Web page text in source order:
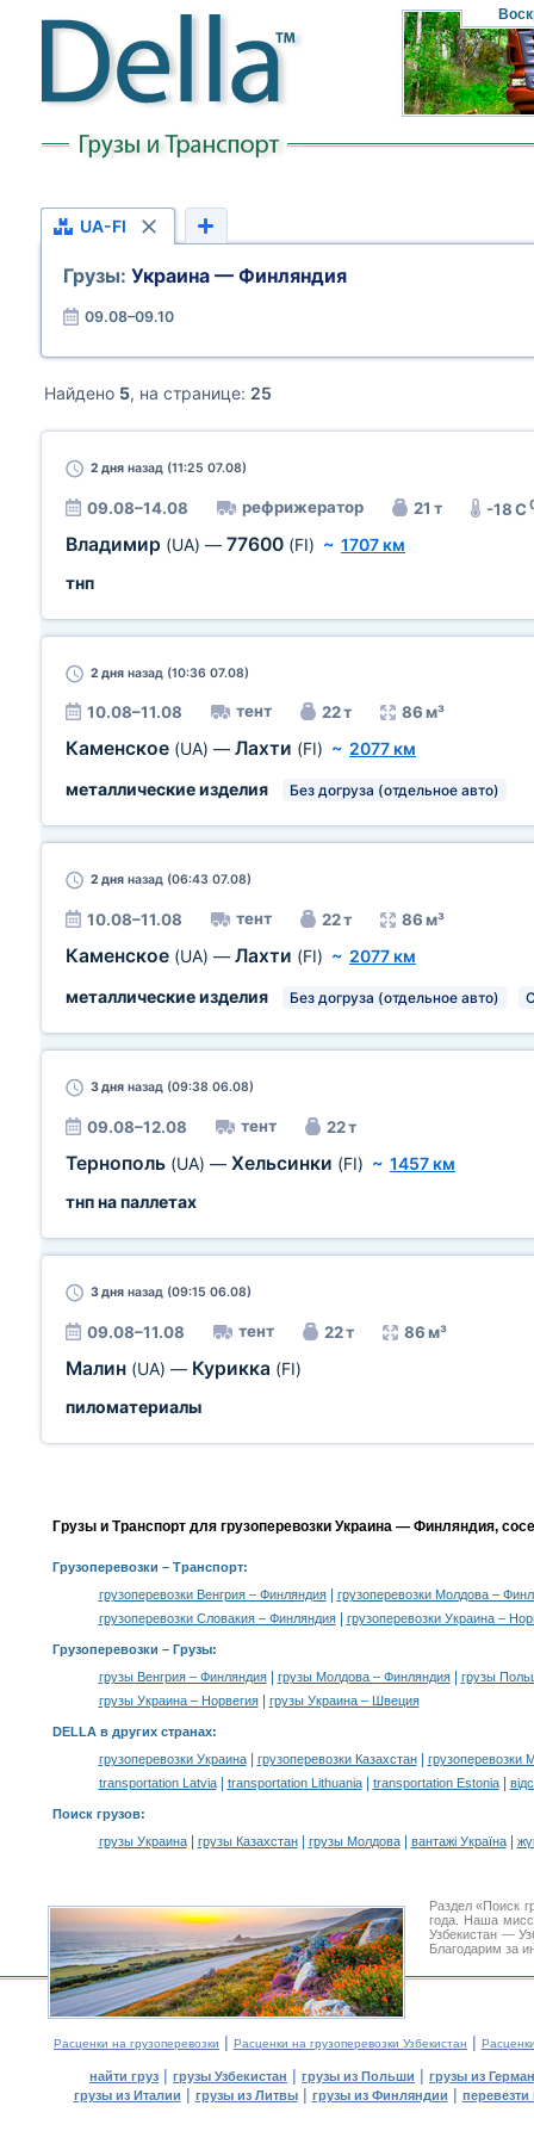
UA-FI
Грузы: Украина — Финляндия
09.08–09.10
Найдено 5, на странице: 25
2 дня назад (11:25 07.08)
09.08–14.08 рефрижератор 21 т -18 C
Владимир (UA) — 77600 (FI) ~ 1707 км
тнп
2 дня назад (10:36 07.08)
10.08–11.08 тент 22 т 86 м³
Каменское (UA) — Лахти (FI) ~ 2077 км
металлические изделия
Без догруза (отдельное авто)
2 дня назад (06:43 07.08)
10.08–11.08 тент 22 т 86 м³
Каменское (UA) — Лахти (FI) ~ 2077 км
металлические изделия
Без догруза (отдельное авто)
3 дня назад (09:38 06.08)
09.08–12.08 тент 22 т
Тернополь (UA) — Хельсинки (FI) ~ 1457 км
тнп на паллетах
3 дня назад (09:15 06.08)
09.08–11.08 тент 22 т 86 м³
Малин (UA) — Курикка (FI)
пиломатериалы
Грузы и Транспорт для грузоперевозки Украина — Финляндия,
Грузоперевозки – Транспорт:
грузоперевозки Венгрия – Финляндия|
грузоперевозки Молдова –
грузоперевозки Словакия – Финляндия| грузоперевозки Украина –
Грузоперевозки – Грузы:
грузы Венгрия – Финляндия| грузы Молдова – Финляндия|
грузы
грузы Украина – Норвегия| грузы Украина – Швеция
DELLA в других странах:
грузоперевозки Украина| грузоперевозки Казахстан|
грузоперевозки
transportation Latvia| transportation Lithuania| transportation Estonia|
Поиск грузов:
грузы Украина| грузы Казахстан| грузы Молдова| вантажі Україна|
Раздел «Поиск
года. Наша
Узбекистан —
Благодарим за
Расценки на грузоперевозки | Расценки на грузоперевозки Узбекистан |
найти груз | грузы Узбекистан | грузы из Польши | грузы из
грузы из Италии | грузы из Литвы| грузы из Финляндии | перевезти